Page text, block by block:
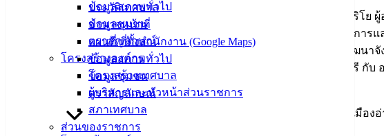
ข้อมูลสภาพทั่วไป
ข้อมูลชุมชน
ตราสัญลักษณ์
โครงสร้างองค์กร
โครงสร้างเทศบาล
ผู้บริหารและหัวหน้าส่วนราชการ
สภาเทศบาล
ส่วนของราชการ
ประวัติเทศบาล
อำนาจหน้าที่
แผนที่/ที่ตั้งสำนักงาน (Google Maps)
ข้อมูลสภาพทั่วไป
ข้อมูลชุมชน
ตราสัญลักษณ์
นายวินัย พ้นภัยพาล นายกเทศมนตรีเมืองอ่างศิลา พร้อมด้วยนายวุฒิศักดิ์ สุริโย
การวางและจัดทำผังนโยบายระดับจังหวัดชลบุรี ครั้งที่ 1 จัดโดยกรมโยธาธิการ
ตามพระราชบัญญัติการผังเมือง พ.ศ. 2562 การนำเสนอภาพรวมของการพัฒน
สำคัญ และจุดยืนในการพัฒนาของจังหวัดชลบุรี และการเสวนาเรื่อง “ชลบุรี
การพัฒนาพื้นที่ว่างและจัดทำผังนโยบายระดับจังหวัดชลบุรี
: งานบริการและเผยแพร่วิชาการ กองยุทธศาสตร์และงบประมาณ เทศบาลเมืองอ่